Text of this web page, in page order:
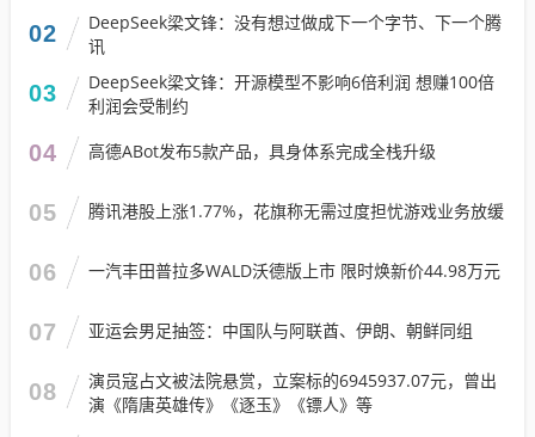
02
DeepSeek梁文锋：没有想过做成下一个字节、下一个腾
讯
03
DeepSeek梁文锋：开源模型不影响6倍利润 想赚100倍
利润会受制约
04 高德ABot发布5款产品，具身体系完成全栈升级
05 腾讯港股上涨1.77%，花旗称无需过度担忧游戏业务放缓
06 一汽丰田普拉多WALD沃德版上市 限时焕新价44.98万元
07 亚运会男足抽签：中国队与阿联酋、伊朗、朝鲜同组
08
演员寇占文被法院悬赏，立案标的6945937.07元，曾出
演《隋唐英雄传》《逐玉》《镖人》等